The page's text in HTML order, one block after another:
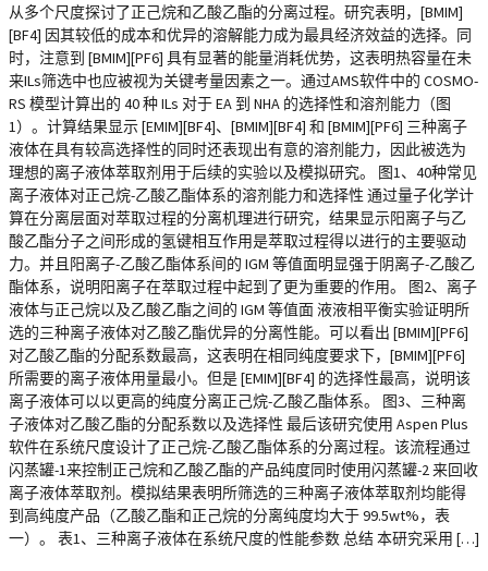
从多个尺度探讨了正己烷和乙酸乙酯的分离过程。研究表明，[BMIM]
[BF4] 因其较低的成本和优异的溶解能力成为最具经济效益的选择。同
时，注意到 [BMIM][PF6] 具有显著的能量消耗优势，这表明热容量在未
来ILs筛选中也应被视为关键考量因素之一。通过AMS软件中的 COSMO-
RS 模型计算出的 40 种 ILs 对于 EA 到 NHA 的选择性和溶剂能力（图
1）。计算结果显示 [EMIM][BF4]、[BMIM][BF4] 和 [BMIM][PF6] 三种离子
液体在具有较高选择性的同时还表现出有意的溶剂能力，因此被选为
理想的离子液体萃取剂用于后续的实验以及模拟研究。 图1、40种常见
离子液体对正己烷-乙酸乙酯体系的溶剂能力和选择性 通过量子化学计
算在分离层面对萃取过程的分离机理进行研究，结果显示阳离子与乙
酸乙酯分子之间形成的氢键相互作用是萃取过程得以进行的主要驱动
力。并且阳离子-乙酸乙酯体系间的 IGM 等值面明显强于阴离子-乙酸乙
酯体系，说明阳离子在萃取过程中起到了更为重要的作用。 图2、离子
液体与正己烷以及乙酸乙酯之间的 IGM 等值面 液液相平衡实验证明所
选的三种离子液体对乙酸乙酯优异的分离性能。可以看出 [BMIM][PF6]
对乙酸乙酯的分配系数最高，这表明在相同纯度要求下，[BMIM][PF6]
所需要的离子液体用量最小。但是 [EMIM][BF4] 的选择性最高，说明该
离子液体可以以更高的纯度分离正己烷-乙酸乙酯体系。 图3、三种离
子液体对乙酸乙酯的分配系数以及选择性 最后该研究使用 Aspen Plus
软件在系统尺度设计了正己烷-乙酸乙酯体系的分离过程。该流程通过
闪蒸罐-1来控制正己烷和乙酸乙酯的产品纯度同时使用闪蒸罐-2 来回收
离子液体萃取剂。模拟结果表明所筛选的三种离子液体萃取剂均能得
到高纯度产品（乙酸乙酯和正己烷的分离纯度均大于 99.5wt%，表
一）。 表1、三种离子液体在系统尺度的性能参数 总结 本研究采用 […]